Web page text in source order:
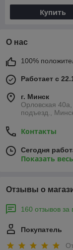
Купить
О нас
100%
Работает с
г. Минск
Орловская
подъезд.,
Контакты
Сегодня
Показать
Отзывы о
160 отзывов за
Покупатель